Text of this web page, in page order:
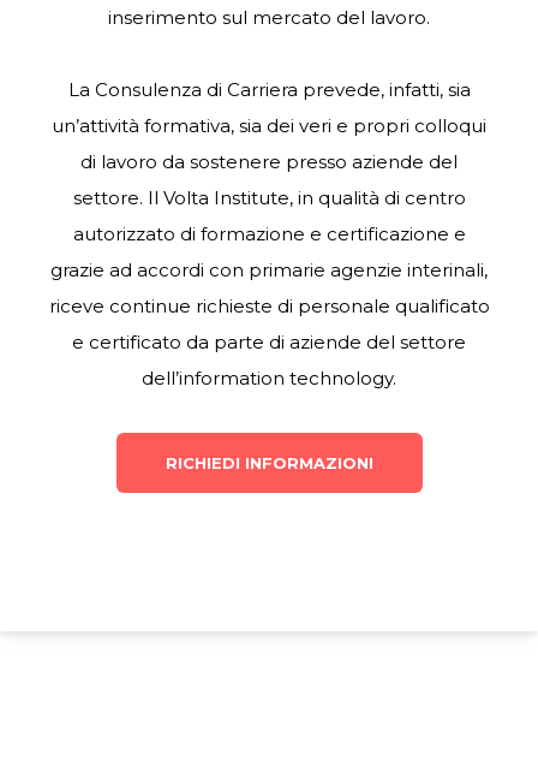
inserimento sul mercato del lavoro.
La Consulenza di Carriera prevede, infatti, sia
un’attività formativa, sia dei veri e propri colloqui
di lavoro da sostenere presso aziende del
settore. Il Volta Institute, in qualità di centro
autorizzato di formazione e certificazione e
grazie ad accordi con primarie agenzie interinali,
riceve continue richieste di personale qualificato
e certificato da parte di aziende del settore
dell’information technology.
RICHIEDI INFORMAZIONI